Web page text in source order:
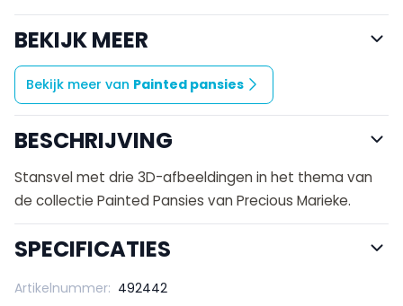
BEKIJK MEER
Bekijk meer van Painted pansies
BESCHRIJVING
Stansvel met drie 3D-afbeeldingen in het thema van
de collectie Painted Pansies van Precious Marieke.
SPECIFICATIES
Artikelnummer: 492442